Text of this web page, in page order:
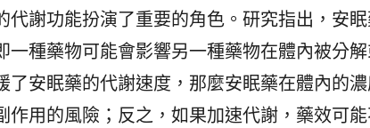
代謝功能扮演了重要的角色。研究指出，安
一種藥物可能會影響另一種藥物在體內被分
了安眠藥的代謝速度，那麼安眠藥在體內的
作用的風險；反之，如果加速代謝，藥效可